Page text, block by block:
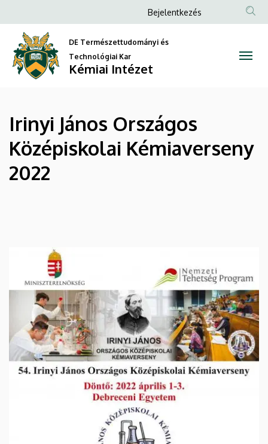
János
Országos
Középiskolai
Kémiaverseny
2022
Kémiai
a
tartalomra
Anonim
fiók
menüje
Bejelentkezés
DE Természettudományi és
Technológiai Kar
Kémiai Intézet
Irinyi János Országos
Középiskolai Kémiaverseny
2022